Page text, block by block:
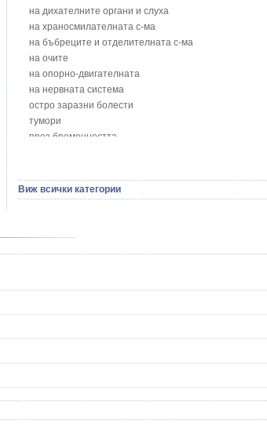
Блатен тъжник - Spirea ulmaria L.
Блян
Бобови шушулки - Phaseolus Vulgaris L.
Божур - Paeonia Decora
Борови връхчета - Pinus sylvestris
Босилек - Ocimum Basillicum
Брей - Tamus Communis
Брош - Rubia tinctorum L.
Бръшлян - Hedera helix L.
Бял имел - Viscum album L.
Бял оман - Inula Helenium L.
Бяла върба - Salix Аlba
Вратига - Tanacetrum Vulgare
на дихателните органи и слуха
на храносмилателната с-ма
на бъбреците и отделителната с-ма
на очите
на опорно-двигателната
на нервната система
остро заразни болести
тумори
през бременността
сексуални проблеми
на половите органи
Виж всички категории